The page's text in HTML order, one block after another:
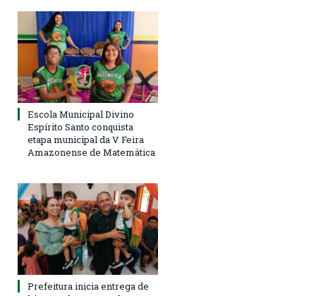
Escola Municipal Divino
Espírito Santo conquista
etapa municipal da V Feira
Amazonense de Matemática
Prefeitura inicia entrega de